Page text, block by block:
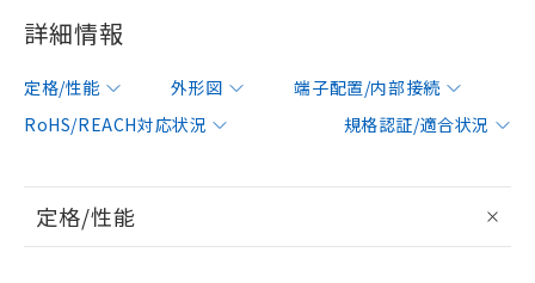
詳細情報
定格/性能 外形図
端子配置/内部接続
RoHS/REACH対応状況
規格認証/適合状況
定格/性能